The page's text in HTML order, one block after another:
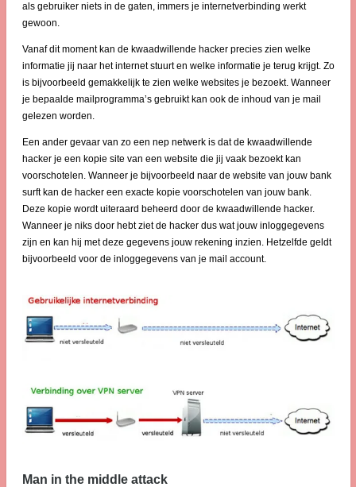
als gebruiker niets in de gaten, immers je internetverbinding werkt
gewoon.
Vanaf dit moment kan de kwaadwillende hacker precies zien welke
informatie jij naar het internet stuurt en welke informatie je terug krijgt. Zo
is bijvoorbeeld gemakkelijk te zien welke websites je bezoekt. Wanneer
je bepaalde mailprogramma’s gebruikt kan ook de inhoud van je mail
gelezen worden.
Een ander gevaar van zo een nep netwerk is dat de kwaadwillende
hacker je een kopie site van een website die jij vaak bezoekt kan
voorschotelen. Wanneer je bijvoorbeeld naar de website van jouw bank
surft kan de hacker een exacte kopie voorschotelen van jouw bank.
Deze kopie wordt uiteraard beheerd door de kwaadwillende hacker.
Wanneer je niks door hebt ziet de hacker dus wat jouw inloggegevens
zijn en kan hij met deze gegevens jouw rekening inzien. Hetzelfde geldt
bijvoorbeeld voor de inloggegevens van je mail account.
Man in the middle attack